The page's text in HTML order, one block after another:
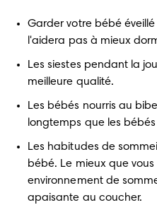
Garder votre bébé
l'aidera pas à mieux
Les siestes pendant la
meilleure qualité.
Les bébés nourris au
longtemps que les
Les habitudes de
bébé. Le mieux que
environnement de
apaisante au coucher.